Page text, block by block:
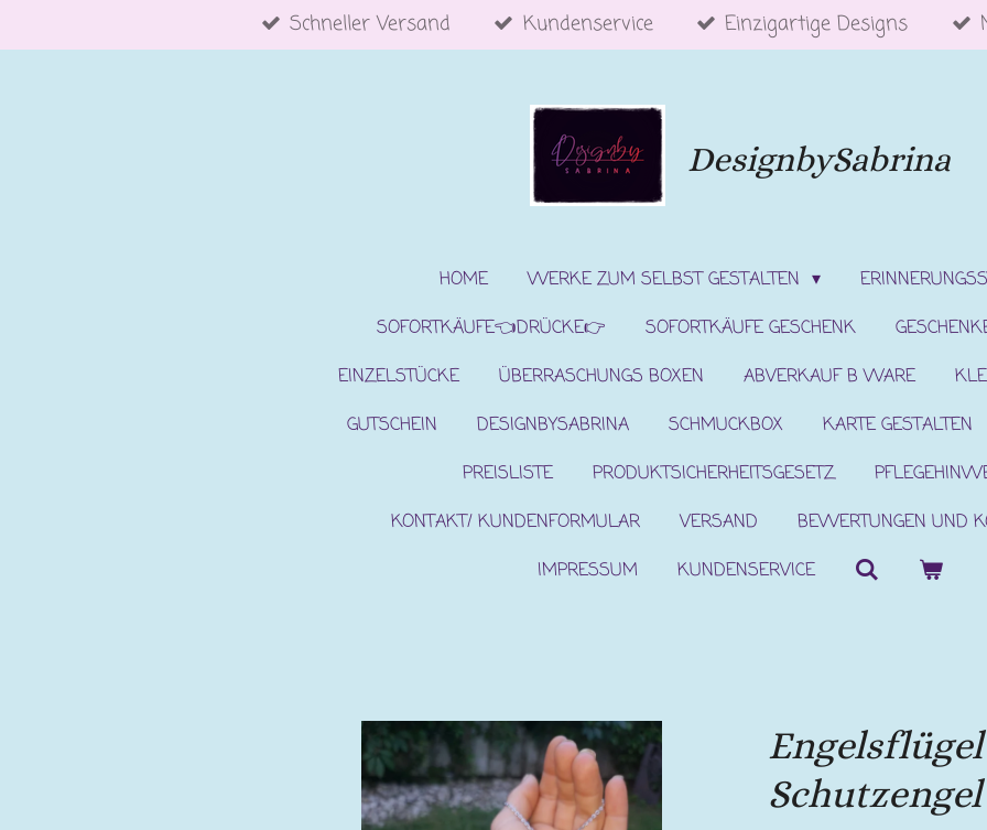
Hauptinhalt
Schneller Versand Kundenservice Einzigartige Designs
DesignbySabrina
HOME WERKE ZUM SELBST GESTALTEN
SOFORTKÄUFE👈DRÜCKE👉
SOFORTKÄUFE GESCHENK
EINZELSTÜCKE
ÜBERRASCHUNGS BOXEN ABVERKAUF B WARE
GUTSCHEIN
DESIGNBYSABRINA SCHMUCKBOX KARTE GESTALTEN
PREISLISTE
PRODUKTSICHERHEITSGESETZ
KONTAKT/ KUNDENFORMULAR
VERSAND
BEWERTUNGEN UND
IMPRESSUM
KUNDENSERVICE
Engelsflügel
Schutzengel